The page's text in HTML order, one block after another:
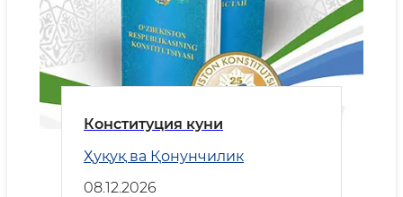
Конституция куни
Ҳуқуқ ва Қонунчилик
08.12.2026